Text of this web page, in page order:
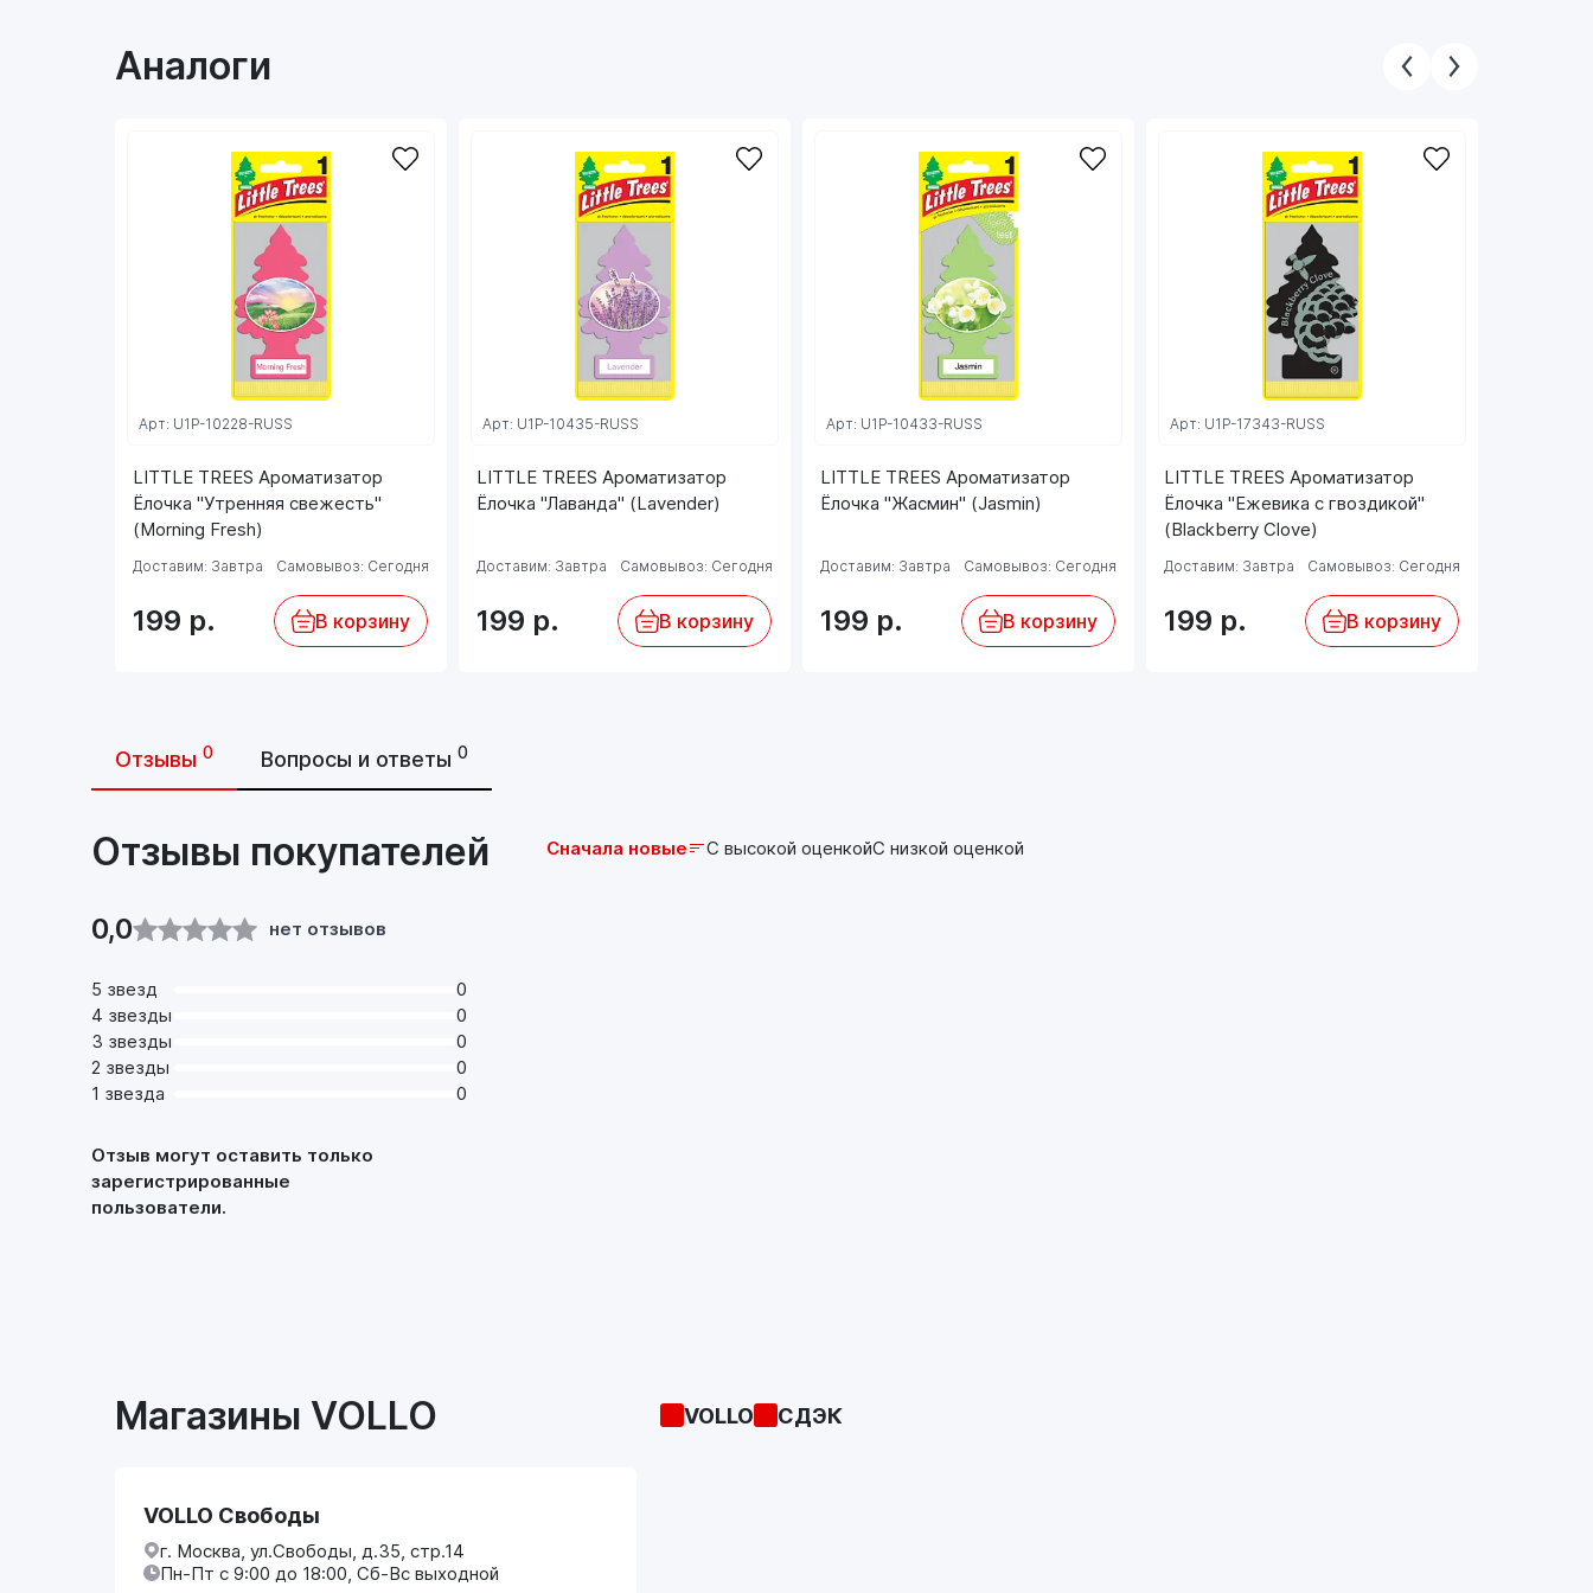
Ароматизаторы LITTLE TREES не оказывают
негативного воздействия на людей или
животных, а также детали салона автомобиля
или интерьера, поскольку изготовлены из
высококачественных и экологичных
материалов. Остерегайтесь подделок!
Аналоги
LITTLE TREES Ароматизатор
Ёлочка "Утренняя свежесть"
(Morning Fresh)
Арт: U1P-10228-RUSS
Доставим: Завтра Самовывоз: Сегодня
199 р. В корзину
LITTLE TREES Ароматизатор
Ёлочка "Лаванда" (Lavender)
Арт: U1P-10435-RUSS
Доставим: Завтра Самовывоз: Сегодня
199 р. В корзину
LITTLE TREES Ароматизатор
Ёлочка "Жасмин" (Jasmin)
Арт: U1P-10433-RUSS
Доставим: Завтра Самовывоз: Сегодня
199 р. В корзину
LITTLE TREES Ароматизатор
Ёлочка "Ежевика с гвоздикой"
(Blackberry Clove)
Арт: U1P-17343-RUSS
Доставим: Завтра Самовывоз: Сегодня
199 р. В корзину
Отзывы 0 Вопросы и ответы 0
Отзывы покупателей
0,0 нет отзывов
5 звезд
0
4 звезды
0
3 звезды
0
2 звезды
0
1 звезда
0
Отзыв могут оставить только
зарегистрированные
пользователи.
Сначала новые С высокой оценкойС низкой оценкой
Магазины VOLLO VOLLO СДЭК
VOLLO Свободы
г. Москва, ул.Свободы, д.35, стр.14
Пн-Пт с 9:00 до 18:00, Сб-Вс выходной